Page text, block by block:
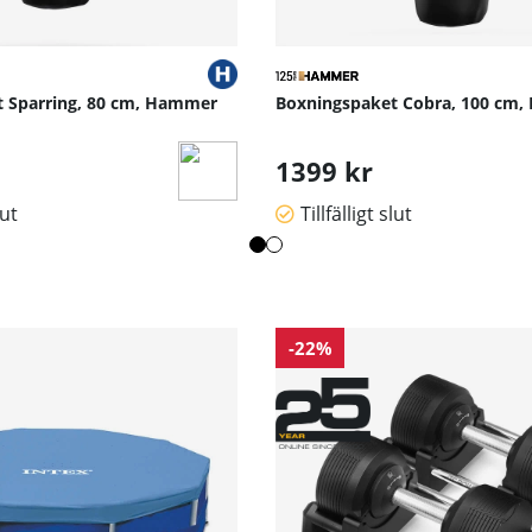
Sparring, 80 cm, Hammer Boxningspaket Cobra, 100 cm,
1399 kr
Tillfälligt slut
-22%